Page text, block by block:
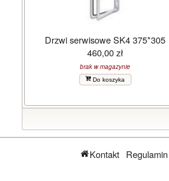
Drzwi serwisowe SK4 375*305
460,00 zł
brak w magazynie
Do koszyka
Kontakt